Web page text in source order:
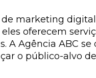
de marketing
oferecem
Agência ABC se
o público-alvo